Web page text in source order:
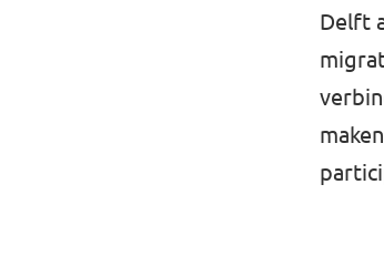
Vacatures Volt Zuid-Holland Zuid
Delft